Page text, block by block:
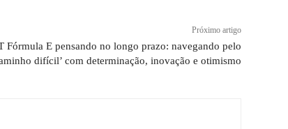
Próximo artigo
Fórmula E pensando no longo prazo: navegando pelo
difícil’ com determinação, inovação e otimismo